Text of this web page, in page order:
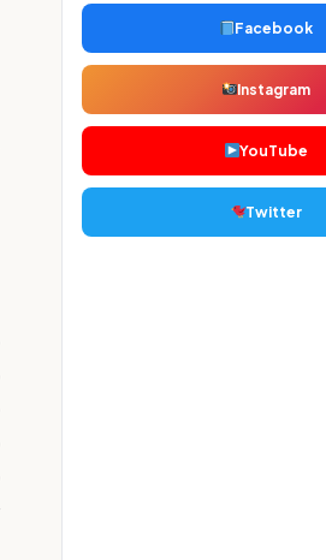
Facebook
Instagram
YouTube
Twitter